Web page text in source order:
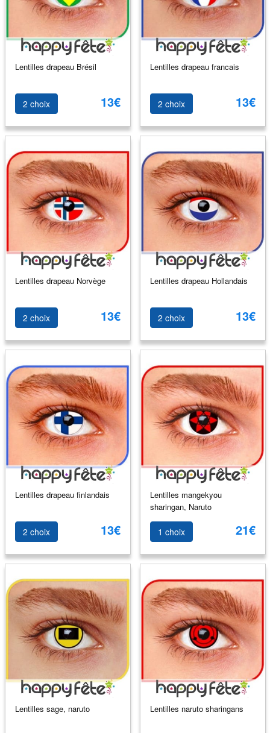
Lentilles drapeau Brésil
2 choix 13€
Lentilles drapeau francais
2 choix 13€
Lentilles drapeau Norvège
2 choix 13€
Lentilles drapeau Hollandais
2 choix 13€
Lentilles drapeau finlandais
2 choix 13€
Lentilles mangekyou
sharingan, Naruto
1 choix 21€
Lentilles sage, naruto Lentilles naruto sharingans